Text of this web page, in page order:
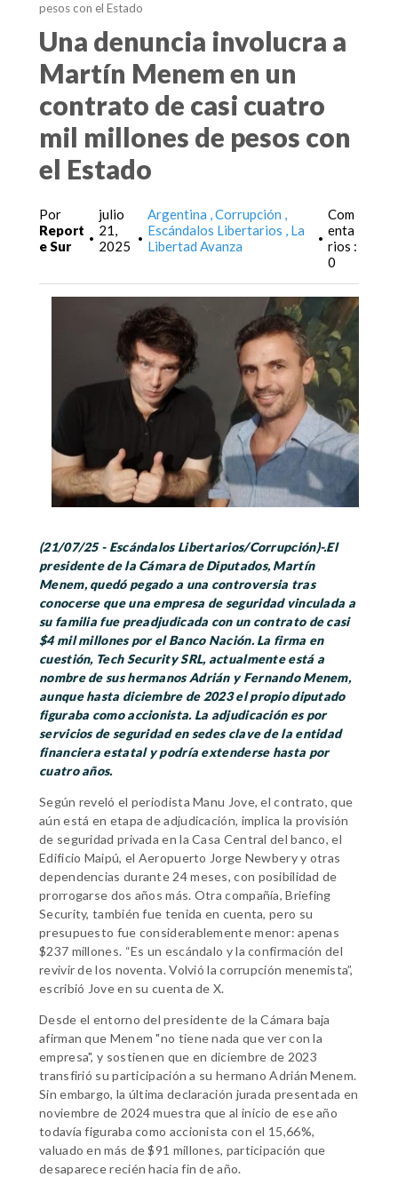
pesos con el Estado
Una denuncia involucra a
Martín Menem en un
contrato de casi cuatro
mil millones de pesos con
el Estado
Por
Report
e Sur
•
julio
21,
2025
•
Argentina Corrupción
Escándalos Libertarios
La
Libertad Avanza
•
Com
enta
rios :
0
(21/07/25 - Escándalos Libertarios/Corrupción)-.El
presidente de la Cámara de Diputados, Martín
Menem, quedó pegado a una controversia tras
conocerse que una empresa de seguridad vinculada a
su familia fue preadjudicada con un contrato de casi
$4 mil millones por el Banco Nación. La firma en
cuestión, Tech Security SRL, actualmente está a
nombre de sus hermanos Adrián y Fernando Menem,
aunque hasta diciembre de 2023 el propio diputado
figuraba como accionista. La adjudicación es por
servicios de seguridad en sedes clave de la entidad
financiera estatal y podría extenderse hasta por
cuatro años.
Según reveló el periodista Manu Jove, el contrato, que
aún está en etapa de adjudicación, implica la provisión
de seguridad privada en la Casa Central del banco, el
Edificio Maipú, el Aeropuerto Jorge Newbery y otras
dependencias durante 24 meses, con posibilidad de
prorrogarse dos años más. Otra compañía, Briefing
Security, también fue tenida en cuenta, pero su
presupuesto fue considerablemente menor: apenas
$237 millones. “Es un escándalo y la confirmación del
revivir de los noventa. Volvió la corrupción menemista”,
escribió Jove en su cuenta de X.
Desde el entorno del presidente de la Cámara baja
afirman que Menem "no tiene nada que ver con la
empresa", y sostienen que en diciembre de 2023
transfirió su participación a su hermano Adrián Menem.
Sin embargo, la última declaración jurada presentada en
noviembre de 2024 muestra que al inicio de ese año
todavía figuraba como accionista con el 15,66%,
valuado en más de $91 millones, participación que
desaparece recién hacia fin de año.